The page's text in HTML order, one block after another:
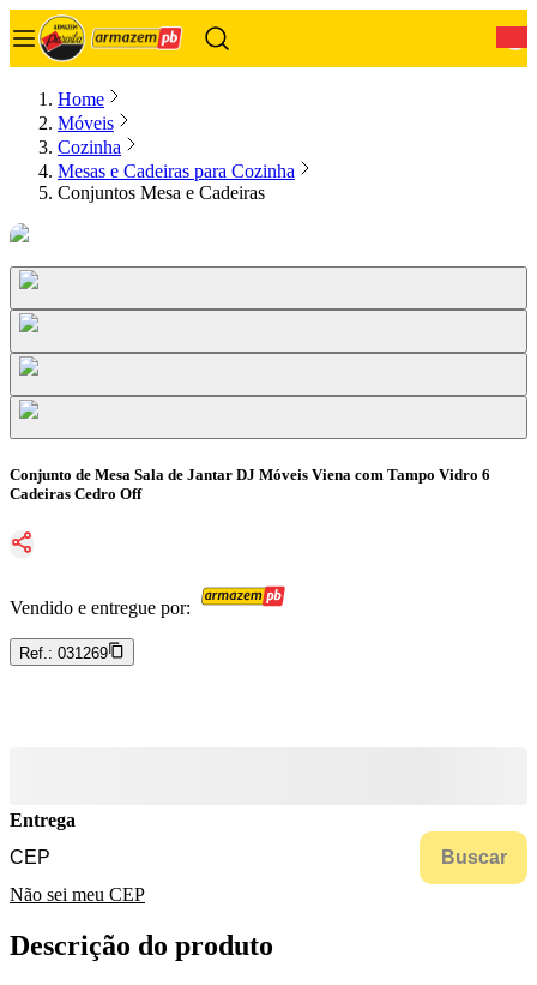
Home
Móveis
Cozinha
Mesas e Cadeiras para Cozinha
Conjuntos Mesa e Cadeiras
Conjunto de Mesa Sala de Jantar DJ Móveis Viena com Tampo Vidro 6
Cadeiras Cedro Off
Vendido e entregue por:
Ref.: 031269
Entrega
Buscar
Não sei meu CEP
Descrição do produto